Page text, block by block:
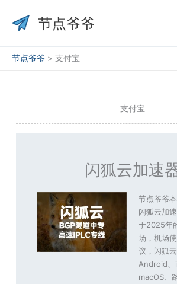
节点爷爷
节点爷爷 > 支付宝
支付宝
闪狐云加速
节点爷爷
闪狐云加
于2025年
场，机场
议，闪狐
Android、
macOS、